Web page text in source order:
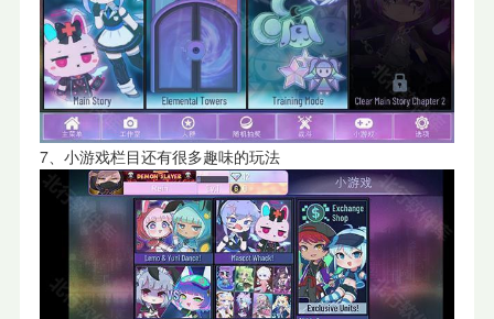
7、小游戏栏目还有很多趣味的玩法